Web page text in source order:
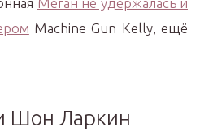
Machine Gun Kelly, ещё
Шон Ларкин